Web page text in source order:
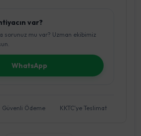
var?
sorunuz mu var? Uzman ekibimiz
WhatsApp
Güvenli Ödeme KKTC'ye Teslimat